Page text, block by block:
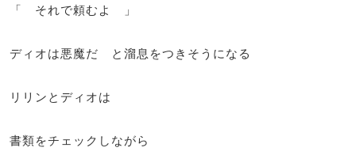
「 それで頼むよ 」
ディオは悪魔だ と溜息をつきそうになる
リリンとディオは
書類をチェックしながら